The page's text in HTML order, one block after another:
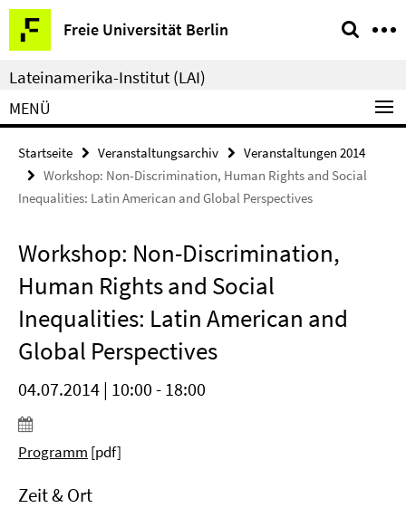
Springe
direkt
zu
Inhalt
Freie Universität Berlin
Service-
Navigation
Lateinamerika-Institut (LAI)
MENÜ
Startseite Veranstaltungsarchiv
Veranstaltungen 2014
Workshop: Non-Discrimination, Human Rights and Social
Inequalities: Latin American and Global Perspectives
Workshop: Non-Discrimination,
Human Rights and Social
Inequalities: Latin American and
Global Perspectives
04.07.2014 | 10:00 - 18:00
Programm [pdf]
Zeit & Ort